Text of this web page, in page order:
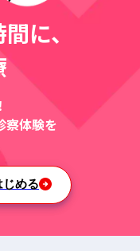
に、
察体験を
める